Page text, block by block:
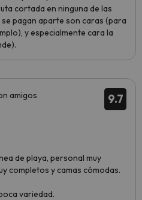
cortada en ninguna de las
se pagan aparte son caras (para
y especialmente cara la
9.7
amigos
de playa, personal muy
completos y camas cómodas.
variedad.